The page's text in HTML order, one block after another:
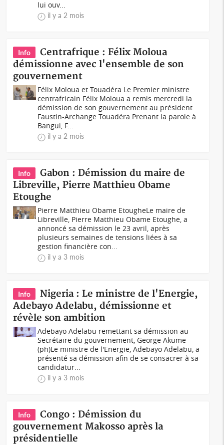
lui ouv...
il y a 2 mois
Info
Centrafrique : Félix Moloua
démissionne avec l'ensemble de son
gouvernement
Félix Moloua et Touadéra Le Premier ministre
centrafricain Félix Moloua a remis mercredi la
démission de son gouvernement au président
Faustin-Archange Touadéra.Prenant la parole à
Bangui, F...
il y a 2 mois
Info
Gabon : Démission du maire de
Libreville, Pierre Matthieu Obame
Etoughe
Pierre Matthieu Obame EtougheLe maire de
Libreville, Pierre Matthieu Obame Etoughe, a
annoncé sa démission le 23 avril, après
plusieurs semaines de tensions liées à sa
gestion financière con...
il y a 3 mois
Info
Nigeria : Le ministre de l'Energie,
Adebayo Adelabu, démissionne et
révèle son ambition
Adebayo Adelabu remettant sa démission au
Secrétaire du gouvernement, George Akume
(ph)Le ministre de l'Energie, Adebayo Adelabu, a
présenté sa démission afin de se consacrer à sa
candidatur...
il y a 3 mois
Info
Congo : Démission du
gouvernement Makosso après la
présidentielle